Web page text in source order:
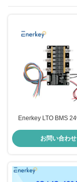
Enerkey LTO BMS
BMS 短距離保護と
お問い合わせ